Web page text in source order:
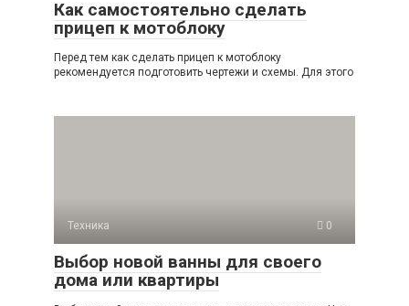
Как самостоятельно сделать
прицеп к мотоблоку
Перед тем как сделать прицеп к мотоблоку
рекомендуется подготовить чертежи и схемы. Для этого
Техника 0
Выбор новой ванны для своего
дома или квартиры